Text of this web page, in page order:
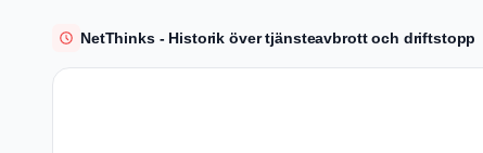
NetThinks - Historik över tjänsteavbrott och driftstopp